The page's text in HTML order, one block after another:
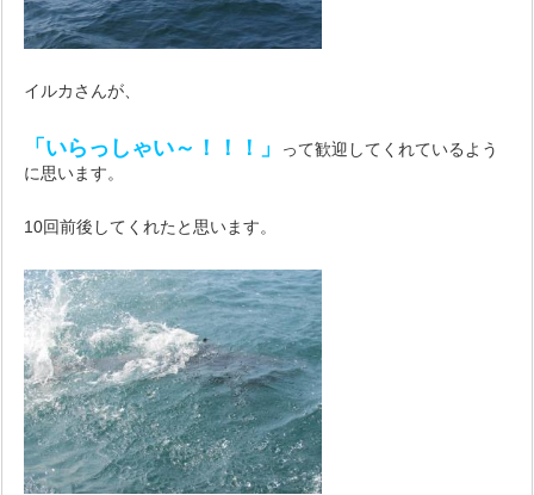
イルカさんが、
「いらっしゃい～！！！」
って歓迎してくれているよう
に思います。
10回前後してくれたと思います。